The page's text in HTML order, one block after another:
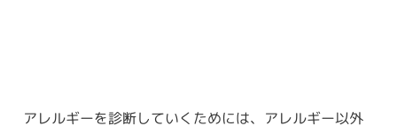
アレルギーを診断していくためには、アレルギー以外